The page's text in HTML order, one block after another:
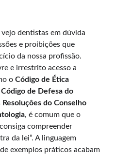
dentistas em dúvida
e proibições que
da nossa profissão.
e irrestrito acesso a
o Código de Ética
Código de Defesa do
Resoluções do Conselho
, é comum que o
compreender
da lei”. A linguagem
exemplos práticos acabam